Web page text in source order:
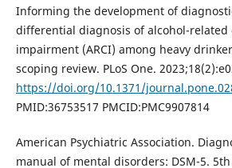
Informing the development of
differential diagnosis of alcohol-related
impairment (ARCI) among heavy
scoping review. PLoS One.
https://doi.org/10.1371/
PMID:36753517 PMCID:PMC9907814
American Psychiatric Association.
manual of mental disorders: DSM-5.